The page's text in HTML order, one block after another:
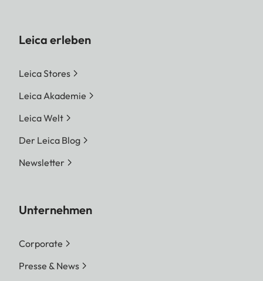
Leica erleben
Leica Stores
Leica Akademie
Leica Welt
Der Leica Blog
Newsletter
Unternehmen
Corporate
Presse & News